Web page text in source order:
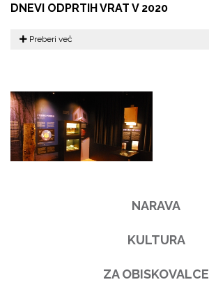
DNEVI ODPRTIH VRAT V 2020
Preberi več
NARAVA
KULTURA
ZA OBISKOVALCE